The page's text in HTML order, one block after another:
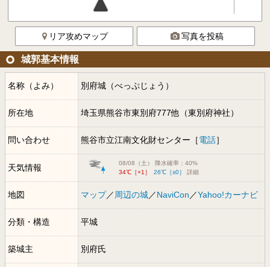
リア攻めマップ 写真を投稿
城郭基本情報
名称（よみ） 別府城（べっぷじょう）
所在地 埼玉県熊谷市東別府777他（東別府神社）
問い合わせ 熊谷市立江南文化財センター［電話］
天気情報
08/08（土） 降水確率：40%
34℃［+1］
26℃［±0］ 詳細
地図 マップ／ 周辺の城／NaviCon ／Yahoo!カーナビ
分類・構造 平城
築城主 別府氏